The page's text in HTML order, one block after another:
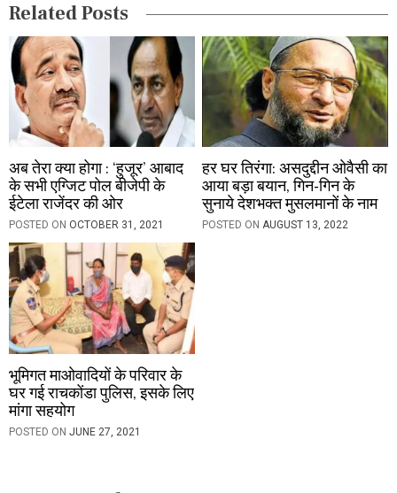
o
n
Related Posts
अब तेरा क्या होगा : ‘हुजूर’ आबाद
के सभी एग्जिट पोल बीजेपी के
ईटेला राजेंदर की ओर
POSTED ON OCTOBER 31, 2021
हर घर तिरंगा: असदुद्दीन ओवैसी का
आया बड़ा बयान, गिन-गिन के
सुनाये देशभक्त मुसलमानों के नाम
POSTED ONAUGUST 13, 2022
भूमिगत माओवादियों के परिवार के
घर गई राचकोंडा पुलिस, इसके लिए
मांगा सहयोग
POSTED ON JUNE 27, 2021